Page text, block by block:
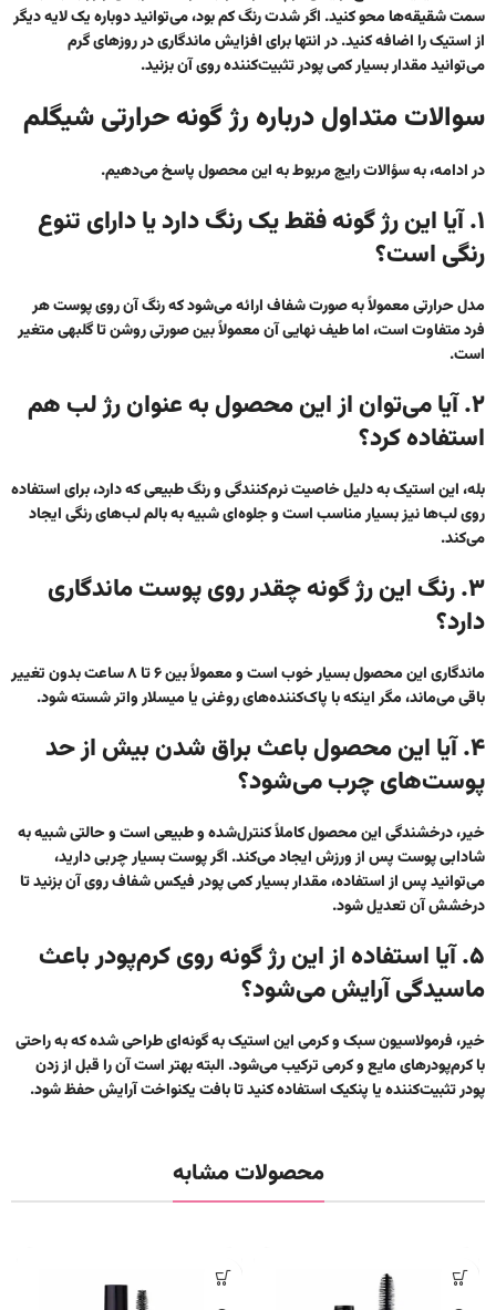
سمت شقیقه‌ها محو کنید. اگر شدت رنگ کم بود، می‌توانید دوباره یک لایه دیگر
از استیک را اضافه کنید. در انتها برای افزایش ماندگاری در روزهای گرم
می‌توانید مقدار بسیار کمی پودر تثبیت‌کننده روی آن بزنید.
سوالات متداول درباره رژ گونه حرارتی شیگلم
در ادامه، به سؤالات رایج مربوط به این محصول پاسخ می‌دهیم.
۱. آیا این رژ گونه فقط یک رنگ دارد یا دارای تنوع
رنگی است؟
مدل حرارتی معمولاً به صورت شفاف ارائه می‌شود که رنگ آن روی پوست هر
فرد متفاوت است، اما طیف نهایی آن معمولاً بین صورتی روشن تا گلبهی متغیر
است.
۲. آیا می‌توان از این محصول به عنوان رژ لب هم
استفاده کرد؟
بله، این استیک به دلیل خاصیت نرم‌کنندگی و رنگ طبیعی که دارد، برای استفاده
روی لب‌ها نیز بسیار مناسب است و جلوه‌ای شبیه به بالم لب‌های رنگی ایجاد
می‌کند.
۳. رنگ این رژ گونه چقدر روی پوست ماندگاری
دارد؟
ماندگاری این محصول بسیار خوب است و معمولاً بین ۶ تا ۸ ساعت بدون تغییر
باقی می‌ماند، مگر اینکه با پاک‌کننده‌های روغنی یا میسلار واتر شسته شود.
۴. آیا این محصول باعث براق شدن بیش از حد
پوست‌های چرب می‌شود؟
خیر، درخشندگی این محصول کاملاً کنترل‌شده و طبیعی است و حالتی شبیه به
شادابی پوست پس از ورزش ایجاد می‌کند. اگر پوست بسیار چربی دارید،
می‌توانید پس از استفاده، مقدار بسیار کمی پودر فیکس شفاف روی آن بزنید تا
درخشش آن تعدیل شود.
۵. آیا استفاده از این رژ گونه روی کرم‌پودر باعث
ماسیدگی آرایش می‌شود؟
خیر، فرمولاسیون سبک و کرمی این استیک به گونه‌ای طراحی شده که به راحتی
با کرم‌پودرهای مایع و کرمی ترکیب می‌شود. البته بهتر است آن را قبل از زدن
پودر تثبیت‌کننده یا پنکیک استفاده کنید تا بافت یکنواخت آرایش حفظ شود.
محصولات مشابه